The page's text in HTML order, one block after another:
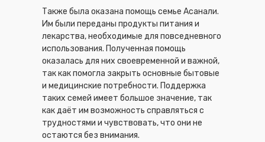
Также была оказана помощь семье Асанали.
Им были переданы продукты питания и
лекарства, необходимые для повседневного
использования. Полученная помощь
оказалась для них своевременной и важной,
так как помогла закрыть основные бытовые
и медицинские потребности. Поддержка
таких семей имеет большое значение, так
как даёт им возможность справляться с
трудностями и чувствовать, что они не
остаются без внимания.